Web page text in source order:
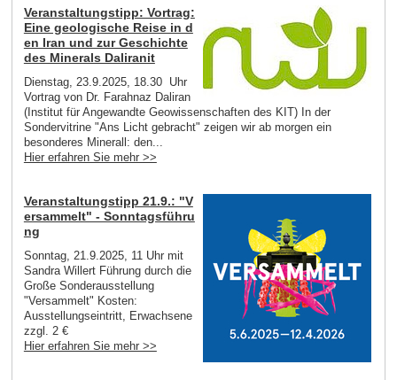
Veranstaltungstipp: Vortrag:
Eine geologische Reise in d
en Iran und zur Geschichte
des Minerals Daliranit
Dienstag, 23.9.2025, 18.30 Uhr
Vortrag von Dr. Farahnaz Daliran
(Institut für Angewandte Geowissenschaften des KIT) In der
Sondervitrine "Ans Licht gebracht" zeigen wir ab morgen ein
besonderes Minerall: den...
Hier erfahren Sie mehr >>
Veranstaltungstipp 21.9.: "V
ersammelt" - Sonntagsführu
ng
Sonntag, 21.9.2025, 11 Uhr mit
Sandra Willert Führung durch die
Große Sonderausstellung
"Versammelt" Kosten:
Ausstellungseintritt, Erwachsene
zzgl. 2 €
Hier erfahren Sie mehr >>